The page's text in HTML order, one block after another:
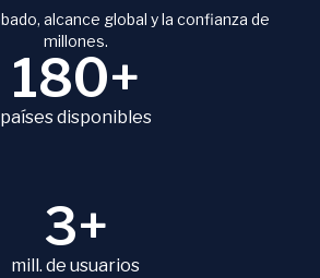
alcance global y la confianza de
millones.
180+
países disponibles
3+
mill. de usuarios